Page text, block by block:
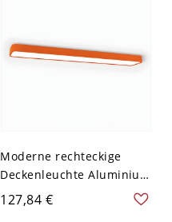
Moderne rechteckige
Deckenleuchte Aluminium
1-flammig für
Kindergarten - Orange
127,84 €